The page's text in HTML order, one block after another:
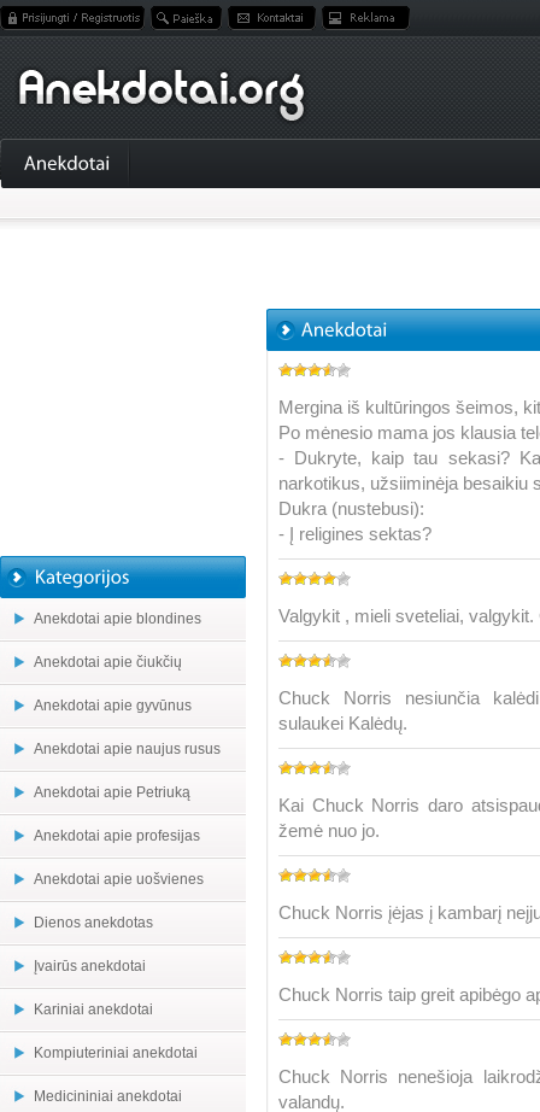
Anekdotai apie blondines
Anekdotai apie čiukčių
Anekdotai apie gyvūnus
Anekdotai apie naujus rusus
Anekdotai apie Petriuką
Anekdotai apie profesijas
Anekdotai apie uošvienes
Dienos anekdotas
Įvairūs anekdotai
Kariniai anekdotai
Kompiuteriniai anekdotai
Medicininiai anekdotai
Mergina iš kultūringos šeimos,
Po mėnesio mama jos klausia
- Dukryte, kaip tau sekasi?
narkotikus, užsiiminėja
Dukra (nustebusi):
- Į religines sektas?
Valgykit , mieli sveteliai,
Chuck Norris nesiunčia
sulaukei Kalėdų.
Kai Chuck Norris daro
žemė nuo jo.
Chuck Norris įėjas į kambarį
Chuck Norris taip greit apibėgo
Chuck Norris nenešioja
valandų.